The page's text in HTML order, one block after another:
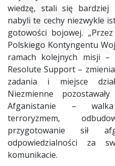
wiedzę, stali się bardziej
nabyli te cechy niezwykle
gotowości bojowej.
Polskiego Kontyngentu
ramach kolejnych misji –
Resolute Support –
zadania i miejsce
Niezmienne
Afganistanie –
terroryzmem,
przygotowanie sił
odpowiedzialności za
komunikacie.